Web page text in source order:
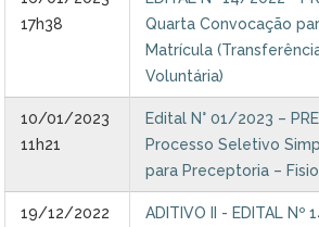
17h38
Quarta Convocação
Matrícula
Voluntária)
10/01/2023
11h21
Edital N° 01/2023 –
Processo Seletivo
para Preceptoria –
19/12/2022
ADITIVO II - EDITAL Nº